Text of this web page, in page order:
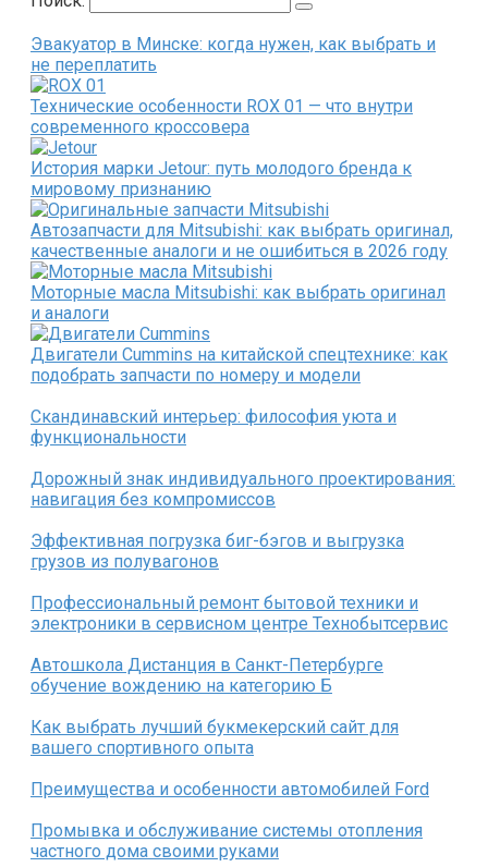
Эвакуатор в Минске: когда нужен, как выбрать и
не переплатить
Технические особенности ROX 01 — что внутри
современного кроссовера
История марки Jetour: путь молодого бренда к
мировому признанию
Автозапчасти для Mitsubishi: как выбрать оригинал,
качественные аналоги и не ошибиться в 2026 году
Моторные масла Mitsubishi: как выбрать оригинал
и аналоги
Двигатели Cummins на китайской спецтехнике: как
подобрать запчасти по номеру и модели
Скандинавский интерьер: философия уюта и
функциональности
Дорожный знак индивидуального проектирования:
навигация без компромиссов
Эффективная погрузка биг-бэгов и выгрузка
грузов из полувагонов
Профессиональный ремонт бытовой техники и
электроники в сервисном центре Технобытсервис
Автошкола Дистанция в Санкт-Петербурге
обучение вождению на категорию Б
Как выбрать лучший букмекерский сайт для
вашего спортивного опыта
Преимущества и особенности автомобилей Ford
Промывка и обслуживание системы отопления
частного дома своими руками